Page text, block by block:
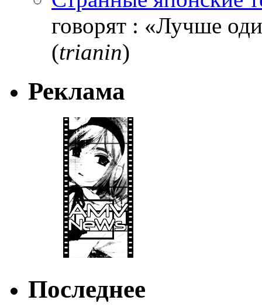
говорят : «Лучше
(trianin)
Реклама
Последнее